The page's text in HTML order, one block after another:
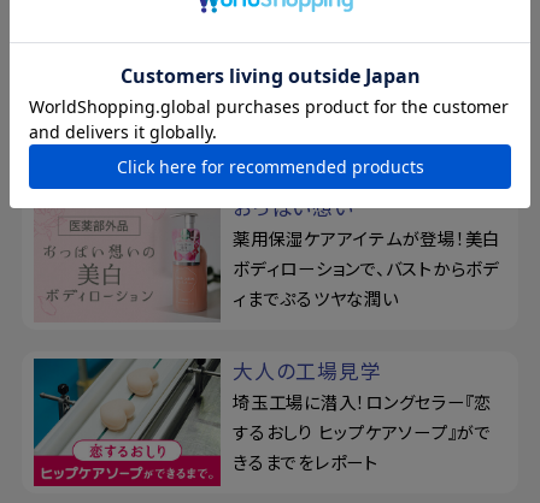
る
ベタつきやお肌のニオイが気になり
がちな季節に！カキタンニン配合せ
っけん
おっぱい想い
薬用保湿ケアアイテムが登場！美白
ボディローションで、バストからボデ
ィまでぷるツヤな潤い
大人の工場見学
埼玉工場に潜入！ロングセラー『恋
するおしり ヒップケアソープ』がで
きるまでをレポート